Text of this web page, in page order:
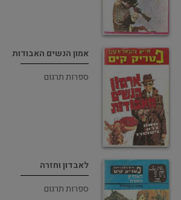
אמון הנשים האבודות
ספרות תרגום
לאבדון וחזרה
ספרות תרגום